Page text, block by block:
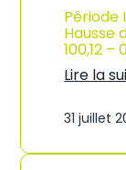
Période
Hausse
100,12 –
Lire la
31 juillet